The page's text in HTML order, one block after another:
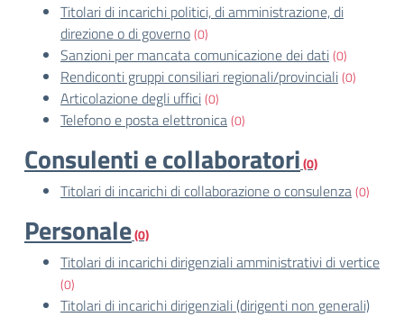
Titolari di incarichi politici, di amministrazione, di
direzione o di governo(0)
Sanzioni per mancata comunicazione dei dati(0)
Rendiconti gruppi consiliari regionali/provinciali(0)
Articolazione degli uffici(0)
Telefono e posta elettronica(0)
Consulenti e collaboratori(0)
Titolari di incarichi di collaborazione o consulenza(0)
Personale(0)
Titolari di incarichi dirigenziali amministrativi di vertice
(0)
Titolari di incarichi dirigenziali (dirigenti non generali)